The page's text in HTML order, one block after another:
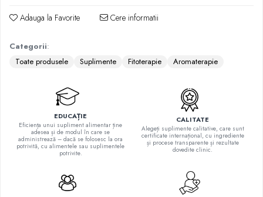
Proteine și aminoacizi
Carnitina
Cisteina
Metionina
Tirozina
Adauga la Favorite Cere informatii
Categorii:
Toate produsele
Suplimente Fitoterapie Aromaterapie
EDUCAȚIE
Eficiența unui supliment alimentar ține
adesea și de modul în care se
administrează – dacă se folosesc la ora
potrivită, cu alimentele sau suplimentele
potrivite.
CALITATE
Alegeți suplimente calitative, care sunt
certificate internațional, cu ingrediente
și procese transparente și rezultate
dovedite clinic.